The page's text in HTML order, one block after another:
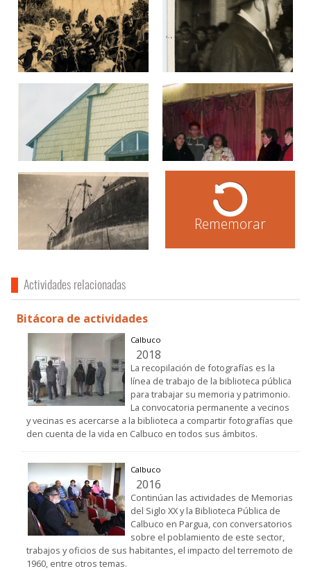
Rememorar
Actividades relacionadas
Bitácora de actividades
Calbuco
2018
La recopilación de fotografías es la
línea de trabajo de la biblioteca pública
para trabajar su memoria y patrimonio.
La convocatoria permanente a vecinos
y vecinas es acercarse a la biblioteca a compartir fotografías que
den cuenta de la vida en Calbuco en todos sus ámbitos.
Calbuco
2016
Continúan las actividades de Memorias
del Siglo XX y la Biblioteca Pública de
Calbuco en Pargua, con conversatorios
sobre el poblamiento de este sector,
trabajos y oficios de sus habitantes, el impacto del terremoto de
1960, entre otros temas.